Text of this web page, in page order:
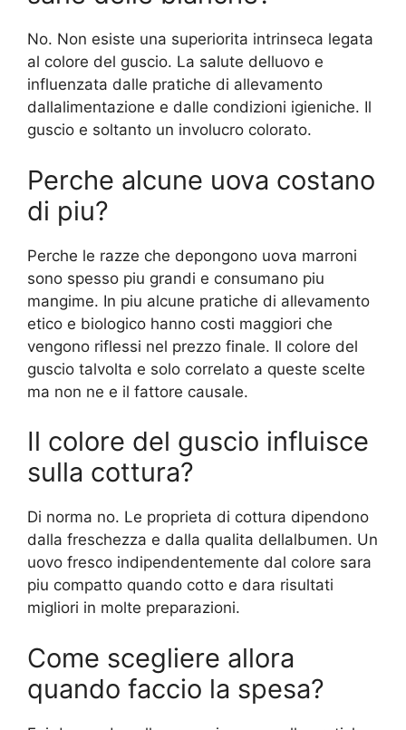
No. Non esiste una superiorita intrinseca legata
al colore del guscio. La salute delluovo e
influenzata dalle pratiche di allevamento
dallalimentazione e dalle condizioni igieniche. Il
guscio e soltanto un involucro colorato.
Perche alcune uova costano
di piu?
Perche le razze che depongono uova marroni
sono spesso piu grandi e consumano piu
mangime. In piu alcune pratiche di allevamento
etico e biologico hanno costi maggiori che
vengono riflessi nel prezzo finale. Il colore del
guscio talvolta e solo correlato a queste scelte
ma non ne e il fattore causale.
Il colore del guscio influisce
sulla cottura?
Di norma no. Le proprieta di cottura dipendono
dalla freschezza e dalla qualita dellalbumen. Un
uovo fresco indipendentemente dal colore sara
piu compatto quando cotto e dara risultati
migliori in molte preparazioni.
Come scegliere allora
quando faccio la spesa?